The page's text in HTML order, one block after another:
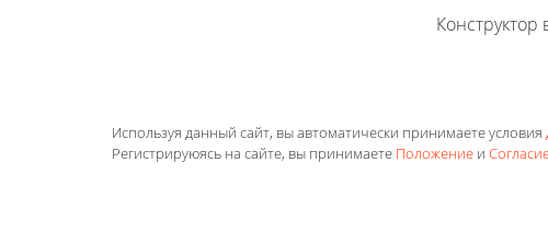
Конструктор
Используя данный сайт, вы автоматически принимаете условия
Регистрируюясь на сайте, вы принимаете Положение и